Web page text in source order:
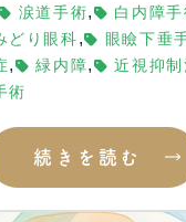
涙道手術, 白内障手
どり眼科 , 眼瞼下垂
, 緑内障, 近視抑制
術
続きを読む